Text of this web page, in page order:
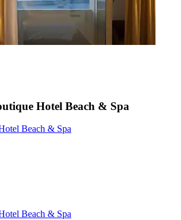
Hotel Beach & Spa
Beach & Spa
Beach & Spa